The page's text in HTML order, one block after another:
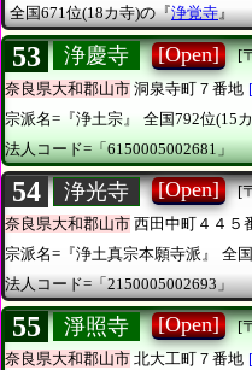
全国671位(18カ寺)の『浄覚寺』
53 浄慶寺 [Open]
[
奈良県大和郡山市 洞泉寺町７番地
宗派名=『浄土宗』
全国792位(15
法人コード=「6150005002681」
54 浄光寺 [Open]
[
奈良県大和郡山市 西田中町４４５
宗派名=『浄土真宗本願寺派』
全
法人コード=「2150005002693」
55 淨照寺 [Open]
[
奈良県大和郡山市 北大工町７番地